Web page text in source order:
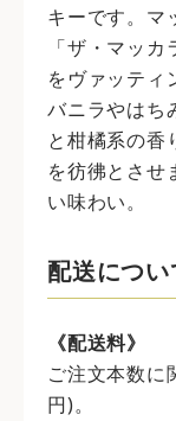
キーです。マ
「ザ・マッ
をヴァッティ
バニラやはち
と柑橘系の香
を彷彿とさせ
い味わい。
配送につい
《配送料》
ご注文本数に
円)。